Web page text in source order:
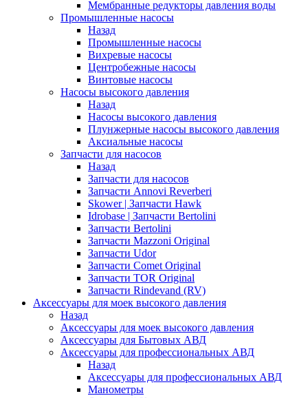
Мембранные редукторы давления воды
Промышленные насосы
Назад
Промышленные насосы
Вихревые насосы
Центробежные насосы
Винтовые насосы
Насосы высокого давления
Назад
Насосы высокого давления
Плунжерные насосы высокого давления
Аксиальные насосы
Запчасти для насосов
Назад
Запчасти для насосов
Запчасти Annovi Reverberi
Skower | Запчасти Hawk
Idrobase | Запчасти Bertolini
Запчасти Bertolini
Запчасти Mazzoni Original
Запчасти Udor
Запчасти Comet Original
Запчасти TOR Original
Запчасти Rindevand (RV)
Аксессуары для моек высокого давления
Назад
Аксессуары для моек высокого давления
Аксессуары для Бытовых АВД
Аксессуары для профессиональных АВД
Назад
Аксессуары для профессиональных АВД
Манометры